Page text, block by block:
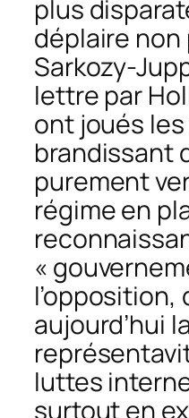
plus
déplaire non
Sarkozy-
lettre par
ont joués
brandissant
purement
régime en
«
aujourd’hui
luttes
surtout en